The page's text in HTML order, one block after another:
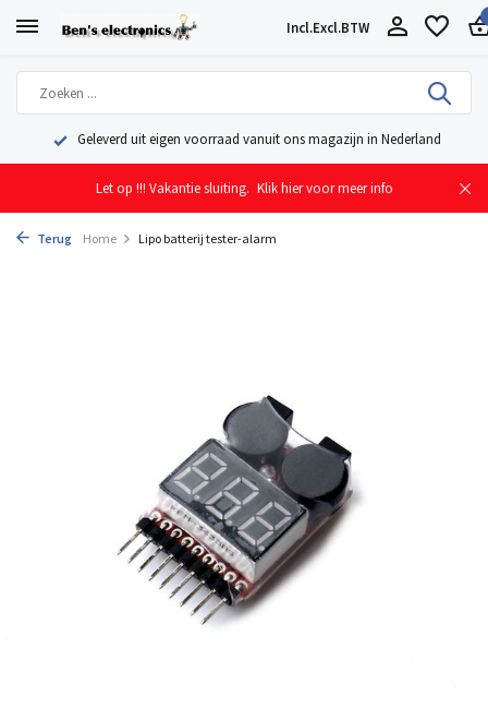
Incl.Excl.BTW
Geleverd uit eigen voorraad vanuit ons magazijn in Nederland
Let op !!! Vakantie sluiting. Klik hier voor meer info
Terug Home Lipo batterij tester-alarm